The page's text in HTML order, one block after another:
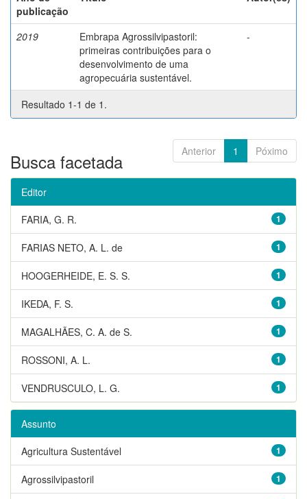
publicação
2019
Embrapa Agrossilvipastoril:
primeiras contribuições para o
desenvolvimento de uma
agropecuária sustentável.
-
Resultado 1-1 de 1.
Anterior 1 Póximo
Busca facetada
Editor
1
FARIA, G. R.
1
FARIAS NETO, A. L. de
1
HOOGERHEIDE, E. S. S.
1
IKEDA, F. S.
1
MAGALHÃES, C. A. de S.
1
ROSSONI, A. L.
1
VENDRUSCULO, L. G.
Assunto
1
Agricultura Sustentável
1
Agrossilvipastoril